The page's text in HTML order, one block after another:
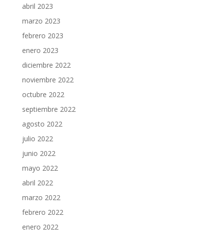
abril 2023
marzo 2023
febrero 2023
enero 2023
diciembre 2022
noviembre 2022
octubre 2022
septiembre 2022
agosto 2022
julio 2022
junio 2022
mayo 2022
abril 2022
marzo 2022
febrero 2022
enero 2022